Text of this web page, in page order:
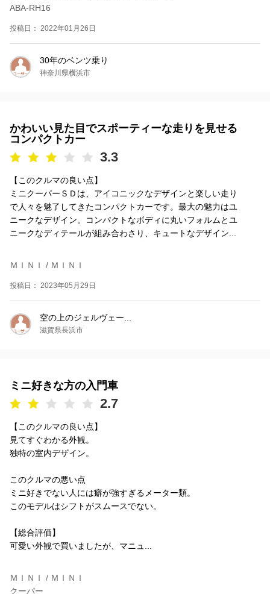
ABA-RH16
投稿日： 2022年01月26日
30年のベンツ乗り
神奈川県横浜市
かわいい見た目でスポーティーな走りを見せる
コンパクトカー
3.3
【このクルマの良い点】
ミニクーパーＳＤは、アイコニックなデザインと楽しい走り
で人々を魅了してきたコンパクトカーです。最大の魅力はユ
ニークなデザイン。コンパクトなボディに丸いフォルムとユ
ニークなディテールが組み合わさり、キュートなデザイン...
ＭＩＮＩ / ＭＩＮＩ
投稿日： 2023年05月29日
空の上のジェルヴェー...
滋賀県長浜市
ミニ好きな方の入門車
2.7
【このクルマの良い点】
見てすぐわかる外観。
独特の室内デザイン。
このクルマの悪い点
ミニ好きでない人には癖が強すぎるメーター類。
このモデルはシフトがスムースでない。
【総合評価】
可愛い外観で買いましたが、マニュ...
ＭＩＮＩ / ＭＩＮＩ
クーパー